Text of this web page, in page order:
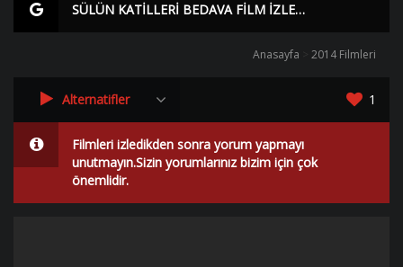
SÜLÜN KATİLLERİ BEDAVA FİLM İZLE | HD |
Anasayfa 2014 Filmleri
Alternatifler 1
Filmleri izledikden sonra yorum yapmayı
unutmayın.Sizin yorumlarınız bizim için çok
önemlidir.